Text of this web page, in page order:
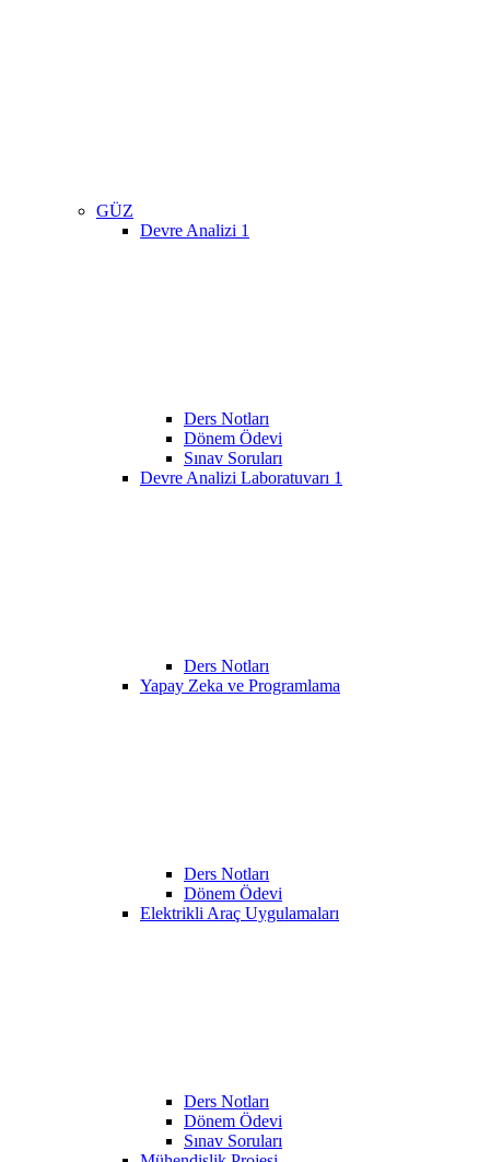
GÜZ
Devre Analizi 1
Ders Notları
Dönem Ödevi
Sınav Soruları
Devre Analizi Laboratuvarı 1
Ders Notları
Yapay Zeka ve Programlama
Ders Notları
Dönem Ödevi
Elektrikli Araç Uygulamaları
Ders Notları
Dönem Ödevi
Sınav Soruları